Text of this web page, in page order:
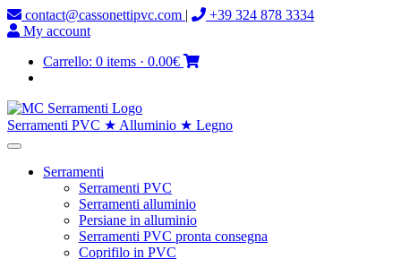
contact@cassonettipvc.com |
+39 324 878 3334
My account
Carrello: 0 items · 0.00€
Serramenti PVC ★ Alluminio ★ Legno
Serramenti
Serramenti PVC
Serramenti alluminio
Persiane in alluminio
Serramenti PVC pronta consegna
Coprifilo in PVC